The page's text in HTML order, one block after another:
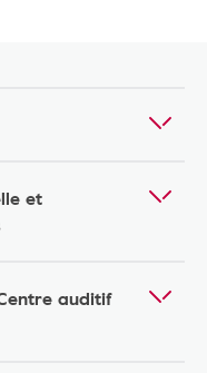
et
auditif